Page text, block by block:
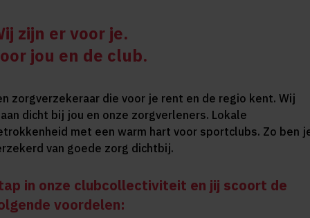
zijn er voor je.
jou en de club.
zorgverzekeraar die voor je rent en de regio kent. Wij
dicht bij jou en onze zorgverleners. Lokale
met een warm hart voor sportclubs. Zo ben
van goede zorg dichtbij.
in onze clubcollectiviteit en jij scoort de
voordelen: